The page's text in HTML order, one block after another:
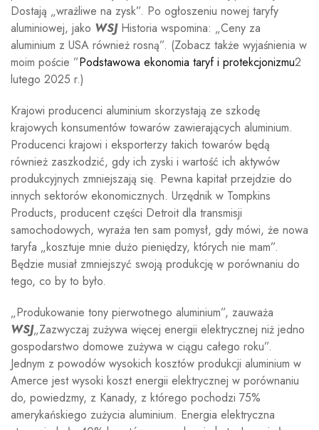
Dostają „wrażliwe na zysk”. Po ogłoszeniu nowej taryfy
aluminiowej, jako WSJHistoria wspomina: „Ceny za
aluminium z USA również rosną”. (Zobacz także wyjaśnienia w
moim poście ”Podstawowa ekonomia taryf i protekcjonizmu2
lutego 2025 r.)
Krajowi producenci aluminium skorzystają ze szkodę
krajowych konsumentów towarów zawierających aluminium.
Producenci krajowi i eksporterzy takich towarów będą
również zaszkodzić, gdy ich zyski i wartość ich aktywów
produkcyjnych zmniejszają się. Pewna kapitał przejdzie do
innych sektorów ekonomicznych. Urzędnik w Tompkins
Products, producent części Detroit dla transmisji
samochodowych, wyraża ten sam pomysł, gdy mówi, że nowa
taryfa „kosztuje mnie dużo pieniędzy, których nie mam”.
Będzie musiał zmniejszyć swoją produkcję w porównaniu do
tego, co by to było.
„Produkowanie tony pierwotnego aluminium”, zauważa
WSJ„Zazwyczaj zużywa więcej energii elektrycznej niż jedno
gospodarstwo domowe zużywa w ciągu całego roku”.
Jednym z powodów wysokich kosztów produkcji aluminium w
Amerce jest wysoki koszt energii elektrycznej w porównaniu
do, powiedzmy, z Kanady, z którego pochodzi 75%
amerykańskiego zużycia aluminium. Energia elektryczna